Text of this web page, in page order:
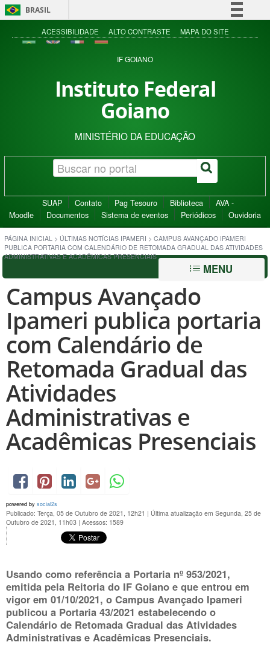
BRASIL
Simplifique!
Acesso à informação
ACESSIBILIDADE ALTO CONTRASTE MAPA DO SITE
IF GOIANO
Instituto Federal
Goiano
MINISTÉRIO DA EDUCAÇÃO
SUAP Contato Pag Tesouro Biblioteca
AVA -
Moodle
Documentos Sistema de eventos Periódicos Ouvidoria
PÁGINA INICIAL > ÚLTIMAS NOTÍCIAS IPAMERI > CAMPUS AVANÇADO IPAMERI
PUBLICA PORTARIA COM CALENDÁRIO DE RETOMADA GRADUAL DAS ATIVIDADES
ADMINISTRATIVAS E ACADÊMICAS PRESENCIAIS
MENU
Campus Avançado
Ipameri publica portaria
com Calendário de
Retomada Gradual das
Atividades
Administrativas e
Acadêmicas Presenciais
powered by social2s
Publicado: Terça, 05 de Outubro de 2021, 12h21 | Última atualização em Segunda, 25 de
Outubro de 2021, 11h03 | Acessos: 1589
Usando como referência a Portaria nº 953/2021,
emitida pela Reitoria do IF Goiano e que entrou em
vigor em 01/10/2021, o Campus Avançado Ipameri
publicou a Portaria 43/2021 estabelecendo o
Calendário de Retomada Gradual das Atividades
Administrativas e Acadêmicas Presenciais.